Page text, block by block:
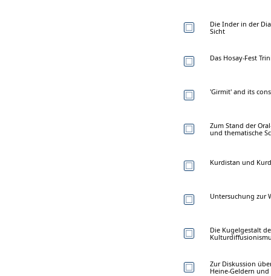
Die Inder in der
Sicht
Das Hosay-Fest
'Girmit' and its
Zum Stand der
und thematische
Kurdistan und
Untersuchung zur
Die Kugelgestalt
Zur Diskussion
Heine-Geldern